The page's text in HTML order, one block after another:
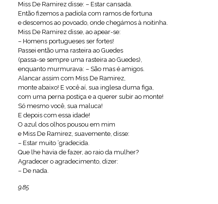
Miss De Ramirez disse: – Estar cansada.
Então fizemos a padiola com ramos de fortuna
e descemos ao povoado, onde chegámos à noitinha.
Miss De Ramirez disse, ao apear-se:
– Homens portugueses ser fortes!
Passei então uma rasteira ao Guedes
(passa-se sempre uma rasteira ao Guedes),
enquanto murmurava: – São mas é amigos.
Alancar assim com Miss De Ramirez,
monte abaixo! E você aí, sua inglesa duma figa,
com uma perna postiça e a querer subir ao monte!
Só mesmo você, sua maluca!
E depois com essa idade!
O azul dos olhos pousou em mim
e Miss De Ramirez, suavemente, disse:
– Estar muito ‘gradecida.
Que lhe havia de fazer, ao raio da mulher?
Agradecer o agradecimento, dizer:
– De nada.
9.85